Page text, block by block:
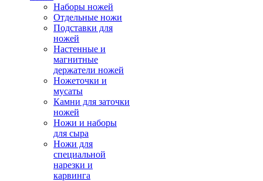
Наборы ножей
Отдельные ножи
Подставки для
ножей
Настенные и
магнитные
держатели ножей
Ножеточки и
мусаты
Камни для заточки
ножей
Ножи и наборы
для сыра
Ножи для
специальной
нарезки и
карвинга